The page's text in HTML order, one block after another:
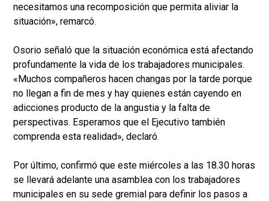
necesitamos una recomposición que permita aliviar la
situación», remarcó.
Osorio señaló que la situación económica está afectando
profundamente la vida de los trabajadores municipales.
«Muchos compañeros hacen changas por la tarde porque
no llegan a fin de mes y hay quienes están cayendo en
adicciones producto de la angustia y la falta de
perspectivas. Esperamos que el Ejecutivo también
comprenda esta realidad», declaró.
Por último, confirmó que este miércoles a las 18.30 horas
se llevará adelante una asamblea con los trabajadores
municipales en su sede gremial para definir los pasos a